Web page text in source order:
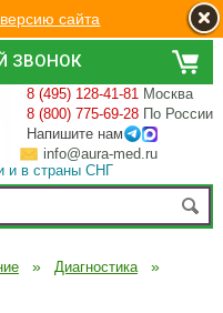
ЗВОНОК
8 (495) 128-41-81 Москва
8 (800) 775-69-28 По России
Напишите нам
info@aura-med.ru
и в страны СНГ
» Диагностика »
сайта